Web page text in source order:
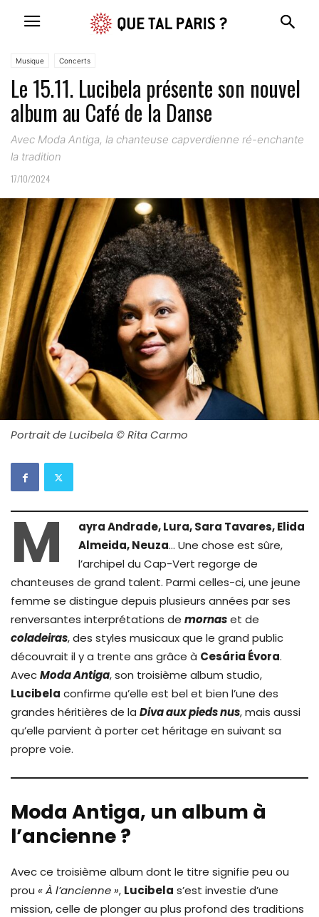
Musique Concerts
Le 15.11. Lucibela présente son nouvel
album au Café de la Danse
Avec Moda Antiga, la chanteuse capverdienne ré-enchante
la tradition
17/10/2024
Portrait de Lucibela © Rita Carmo
M
ayra Andrade, Lura, Sara Tavares, Elida
Almeida, Neuza… Une chose est sûre,
l’archipel du Cap-Vert regorge de
chanteuses de grand talent. Parmi celles-ci, une jeune
femme se distingue depuis plusieurs années par ses
renversantes interprétations de mornaset de
coladeiras, des styles musicaux que le grand public
découvrait il y a trente ans grâce à Cesária Évora.
AvecModa Antiga, son troisième album studio,
Lucibela confirme qu’elle est bel et bien l’une des
grandes héritières de la Diva aux pieds nus, mais aussi
qu’elle parvient à porter cet héritage en suivant sa
propre voie.
Moda Antiga, un album à
l’ancienne ?
Avec ce troisième album dont le titre signifie peu ou
prou « À l’ancienne », Lucibela s’est investie d’une
mission, celle de plonger au plus profond des traditions